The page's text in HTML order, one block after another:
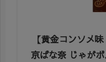
【黄金コンソメ
京ばな奈 じゃが